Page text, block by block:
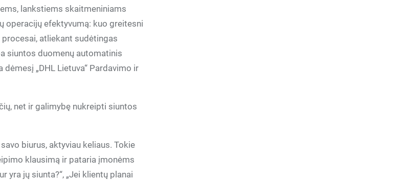
lankstiems skaitmeniniams
operacijų efektyvumą: kuo greitesni
atliekant sudėtingas
siuntos duomenų automatinis
„DHL Lietuva“ Pardavimo ir
net ir galimybę nukreipti siuntos
biurus, aktyviau keliaus. Tokie
klausimą ir pataria įmonėms
yra jų siunta?“, „Jei klientų planai